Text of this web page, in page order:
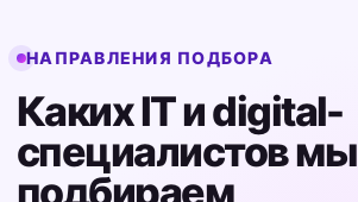
НАПРАВЛЕНИЯ ПОДБОРА
Каких IT и digital-
специалистов мы
подбираем